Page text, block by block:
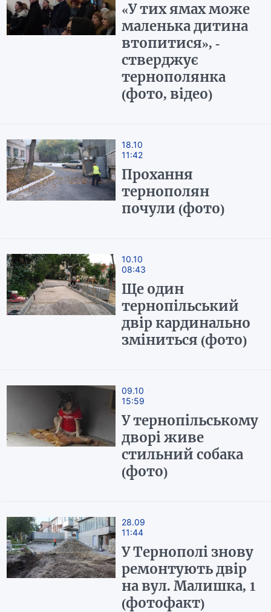
«У тих ямах може
маленька дитина
втопитися», -
стверджує
тернополянка
(фото, відео)
18.10
11:42
Прохання
тернополян
почули (фото)
10.10
08:43
Ще один
тернопільський
двір кардинально
зміниться (фото)
09.10
15:59
У тернопільському
дворі живе
стильний собака
(фото)
28.09
11:44
У Тернополі знову
ремонтують двір
на вул. Малишка, 1
(фотофакт)